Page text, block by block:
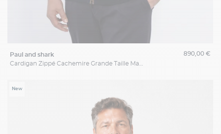
paul and shark
Cardigan Zippé Cachemire Grande Taille Marine
890,00 €
New